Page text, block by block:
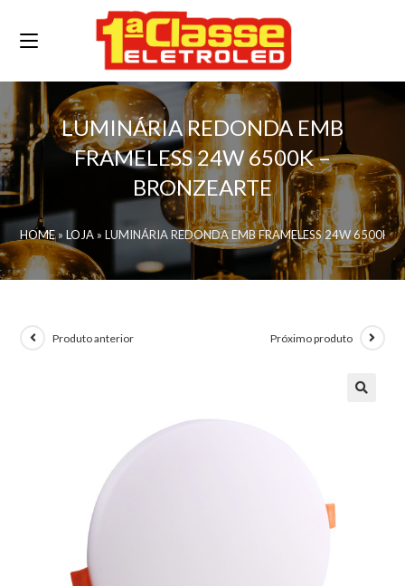
LUMINÁRIA REDONDA EMB
FRAMELESS 24W 6500K –
BRONZEARTE
HOME»LOJA »LUMINÁRIA REDONDA EMB FRAMELESS 24W 6500K –
Produto anterior Próximo produto